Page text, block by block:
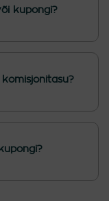
kupongi?